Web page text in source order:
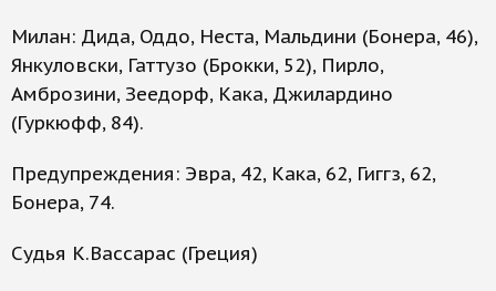
Милан: Дида, Оддо, Неста, Мальдини (Бонера, 46),
Янкуловски, Гаттузо (Брокки, 52), Пирло,
Амброзини, Зеедорф, Кака, Джилардино
(Гуркюфф, 84).
Предупреждения: Эвра, 42, Кака, 62, Гиггз, 62,
Бонера, 74.
Судья К.Вассарас (Греция)